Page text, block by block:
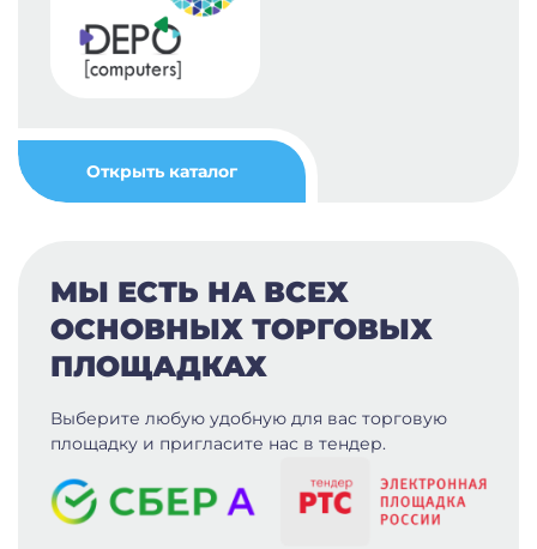
Открыть каталог
МЫ ЕСТЬ НА ВСЕХ
ОСНОВНЫХ ТОРГОВЫХ
ПЛОЩАДКАХ
Выберите любую удобную для вас торговую
площадку и пригласите нас в тендер.